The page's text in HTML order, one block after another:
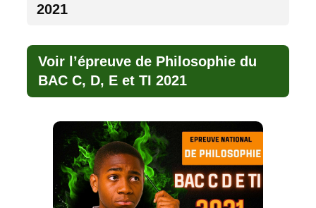
2021
Voir l’épreuve de Philosophie du
BAC C, D, E et TI 2021